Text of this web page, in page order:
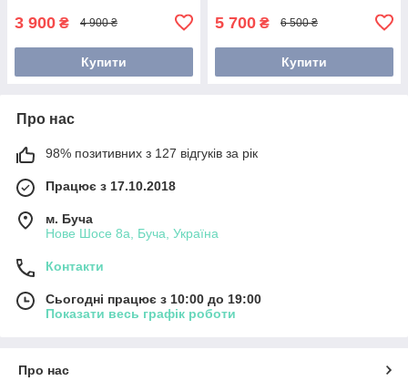
3 900 ₴ 4 900 ₴
Купити
5 700 ₴ 6 500 ₴
Купити
Про нас
98% позитивних з 127 відгуків за рік
Працює з 17.10.2018
м. Буча
Нове Шосе 8а, Буча, Україна
Контакти
Сьогодні працює з 10:00 до 19:00
Показати весь графік роботи
Про нас